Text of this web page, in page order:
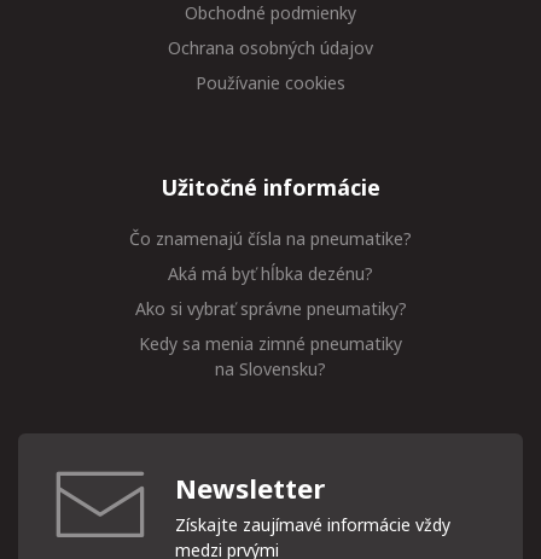
Obchodné podmienky
Ochrana osobných údajov
Používanie cookies
Užitočné informácie
Čo znamenajú čísla na pneumatike?
Aká má byť hĺbka dezénu?
Ako si vybrať správne pneumatiky?
Kedy sa menia zimné pneumatiky
na Slovensku?
Newsletter
Získajte zaujímavé informácie vždy
medzi prvými